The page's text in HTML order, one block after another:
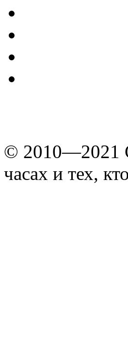
© 2010—2021
часах и тех,